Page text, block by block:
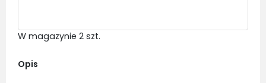
W magazynie 2 szt.
Opis